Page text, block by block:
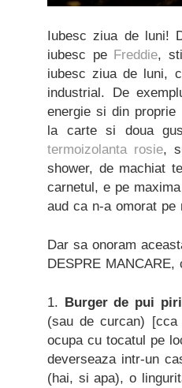
Iubesc ziua de luni!
iubesc pe Freddie,
iubesc ziua de luni,
industrial. De
energie si din
la carte si doua
termoizolanta rosie,
shower, de machiat
carnetul, e pe
aud ca n-a omorat pe
Dar sa onoram
DESPRE MANCARE,
1. Burger de pui
(sau de curcan)
ocupa cu tocatul pe
deverseaza intr-un
(hai, si apa), o